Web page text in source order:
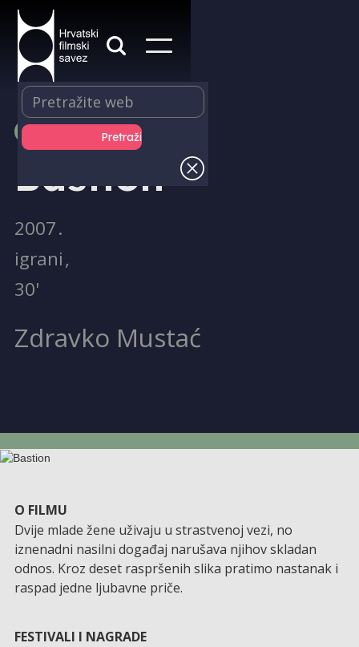
PRODUKCIJA
Bastion
2007.
igrani,
30'
Zdravko Mustać
O FILMU
Dvije mlade žene uživaju u strastvenoj vezi, no
iznenadni nasilni događaj narušava njihov skladan
odnos. Kroz deset raspršenih slika pratimo nastanak i
raspad jedne ljubavne priče.
FESTIVALI I NAGRADE